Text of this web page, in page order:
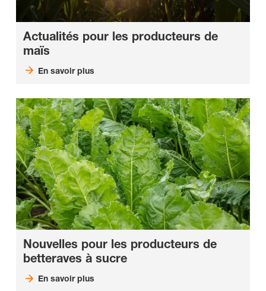
Actualités pour les producteurs de
maïs
En savoir plus
Nouvelles pour les producteurs de
betteraves à sucre
En savoir plus